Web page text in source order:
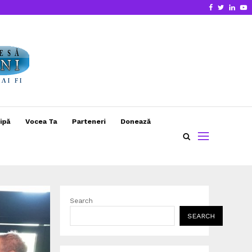
Facebook
Twitter
Vocea Ta Parteneri Donează
Search
SEARCH